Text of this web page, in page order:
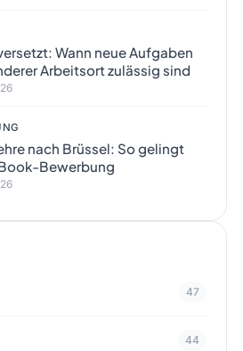
Wann neue Aufgaben
Arbeitsort zulässig sind
nach Brüssel: So gelingt
Bewerbung
47
44